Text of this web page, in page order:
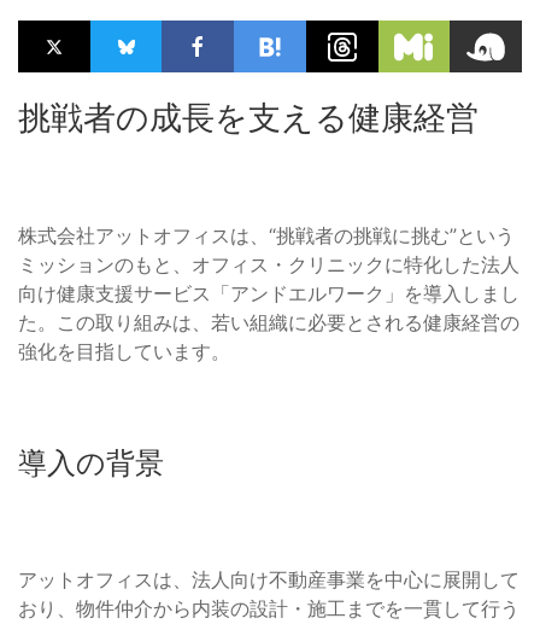
挑戦者の成長を支える健康経営
株式会社アットオフィスは、“挑戦者の挑戦に挑む”という
ミッションのもと、オフィス・クリニックに特化した法人
向け健康支援サービス「アンドエルワーク」を導入しまし
た。この取り組みは、若い組織に必要とされる健康経営の
強化を目指しています。
導入の背景
アットオフィスは、法人向け不動産事業を中心に展開して
おり、物件仲介から内装の設計・施工までを一貫して行う